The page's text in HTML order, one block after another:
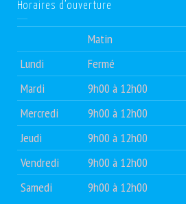
Horaires d’ouverture
Matin
Lundi
Fermé
Mardi
9h00 à 12h00
Mercredi
9h00 à 12h00
Jeudi
9h00 à 12h00
Vendredi
9h00 à 12h00
Samedi
9h00 à 12h00